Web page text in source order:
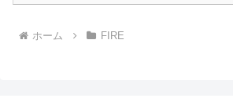
ホーム FIRE